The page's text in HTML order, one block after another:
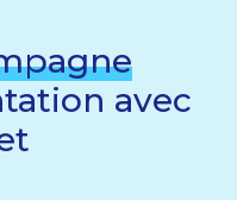
avec